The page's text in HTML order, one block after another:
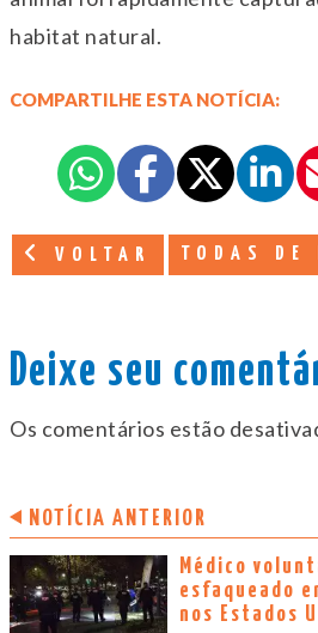
habitat natural.
COMPARTILHE ESTA NOTÍCIA:
VOLTAR TODAS DE
Deixe seu
Os comentários estão
NOTÍCIA ANTERIOR
Médico
esfaqueado
nos Estados